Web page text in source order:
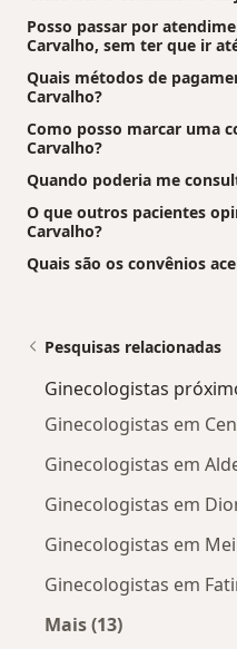
Posso passar por
Carvalho, sem ter que ir
Quais métodos de
Carvalho?
Como posso marcar uma
Carvalho?
Quando poderia me
O que outros pacientes
Carvalho?
Quais são os convênios
Pesquisas relacionadas
Ginecologistas
Ginecologistas em
Ginecologistas em
Ginecologistas em
Ginecologistas em
Ginecologistas em
Mais (13)